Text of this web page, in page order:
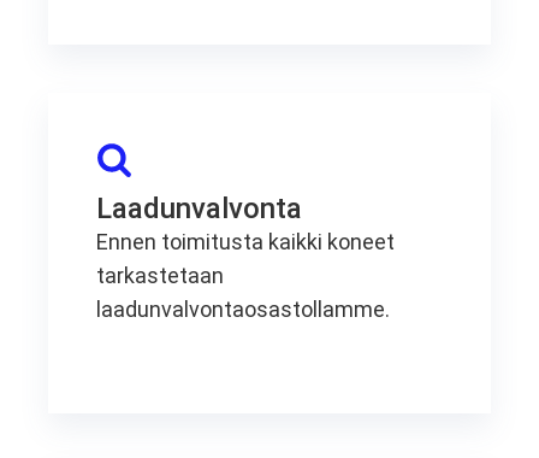
Laadunvalvonta
Ennen toimitusta kaikki koneet
tarkastetaan
laadunvalvontaosastollamme.